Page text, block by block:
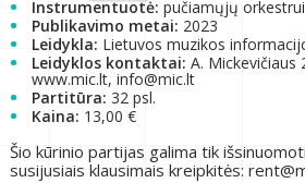
Instrumentuotė: pučiamųjų orkestrui
Publikavimo metai: 2023
Leidykla: Lietuvos muzikos
Leidyklos kontaktai: A. Mickevičiaus
www.mic.lt, info@mic.lt
Partitūra: 32 psl.
Kaina: 13,00 €
Šio kūrinio partijas galima tik
susijusiais klausimais kreipkitės: